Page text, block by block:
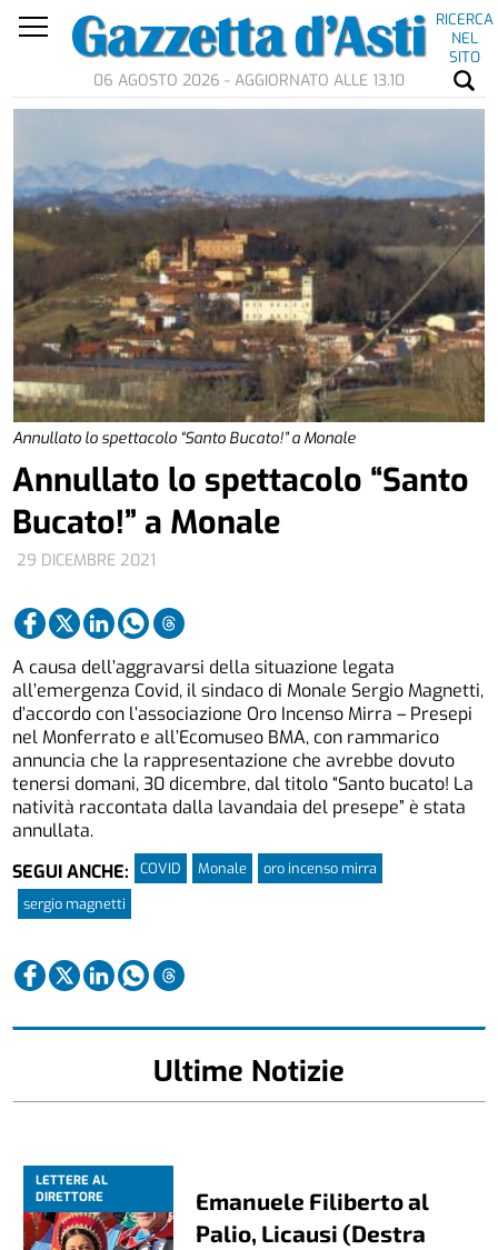
RICERCA
NEL
SITO
06 AGOSTO 2026 - AGGIORNATO ALLE 13.10
Annullato lo spettacolo “Santo Bucato!” a Monale
29 DICEMBRE 2021
Annullato lo spettacolo “Santo
Bucato!” a Monale
A causa dell’aggravarsi della situazione legata
all’emergenza Covid, il sindaco di Monale Sergio Magnetti,
d’accordo con l’associazione Oro Incenso Mirra – Presepi
nel Monferrato e all’Ecomuseo BMA, con rammarico
annuncia che la rappresentazione che avrebbe dovuto
tenersi domani, 30 dicembre, dal titolo “Santo bucato! La
natività raccontata dalla lavandaia del presepe” è stata
annullata.
SEGUI ANCHE:
COVID Monale
oro incenso mirra
sergio magnetti
Ultime Notizie
LETTERE AL
DIRETTORE
Emanuele Filiberto al
Palio, Licausi (Destra